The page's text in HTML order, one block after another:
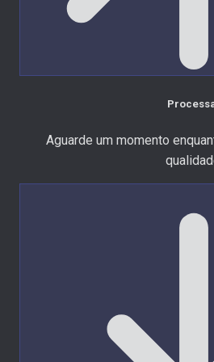
Aguarde um momento